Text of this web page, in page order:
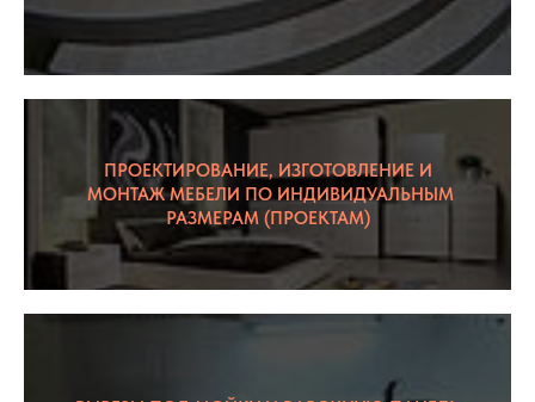
ПРОЕКТИРОВАНИЕ, ИЗГОТОВЛЕНИЕ И
МОНТАЖ МЕБЕЛИ ПО ИНДИВИДУАЛЬНЫМ
РАЗМЕРАМ (ПРОЕКТАМ)